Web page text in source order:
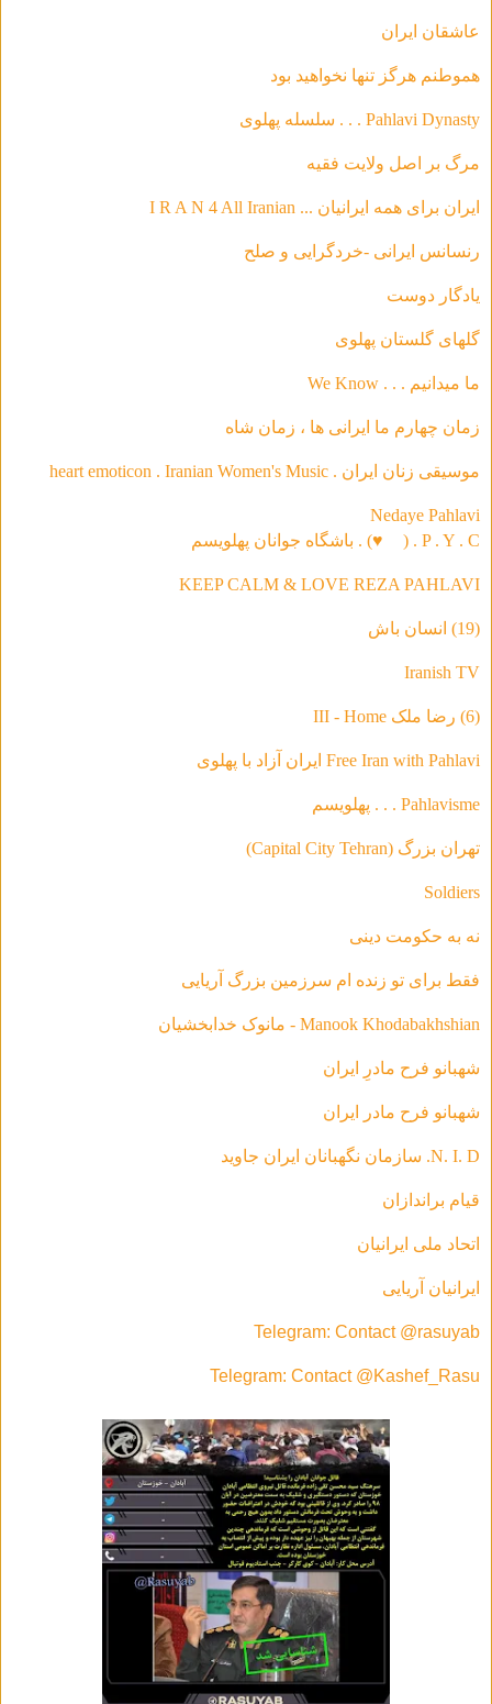
عاشقان ایران
هموطنم هرگز تنها نخواهید بود
Pahlavi Dynasty . . . سلسله‌ پهلوی
مرگ بر اصل ولایت فقیه
ایران برای همه ایرانیان ... I R A N 4 All Iranian
رنسانس ایرانی -خردگرایی و صلح
يادگار دوست
گلهاى گلستان پهلوى
ما ميدانيم . . . We Know
زمان چهارم ما ايرانى ها ، زمان شاه
موسیقی‌ زنان ایران . heart emoticon . Iranian Women's Music
Nedaye Pahlavi
P . Y . C . (
♥) . باشگاه جوانان پهلویسم
KEEP CALM & LOVE REZA PAHLAVI
(19) انسان باش
Iranish TV
(6) رضا ملک III - Home
Free Iran with Pahlavi ایران آزاد با پهلوی
Pahlavisme . . . پهلویسم
تهران بزرگ (Capital City Tehran)
Soldiers
نه به حکومت دینی
فقط براى تو زنده ام سرزمين بزرگ آريايى
Manook Khodabakhshian - مانوک خدابخشیان
شهبانو فرح مادرِ ایران
شهبانو فرح مادر ايران
N. I. D. سازمان نگهبانان ایران جاوید
قیام براندازان
اتحاد ملی ایرانیان
ایرانیان آریایی
Telegram: Contact @rasuyab
Telegram: Contact @Kashef_Rasu